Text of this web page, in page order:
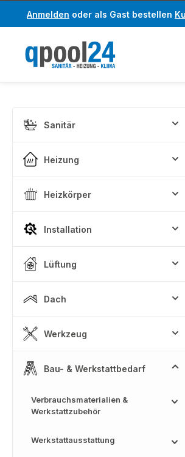
Hauptinhalt springen
Zur Suche springen
Anmelden oder als Gast bestellen
Sanitär
Heizung
Heizkörper
Installation
Lüftung
Dach
Werkzeug
Bau- & Werkstattbedarf
Verbrauchsmaterialien &
Werkstattzubehör
Werkstattausstattung